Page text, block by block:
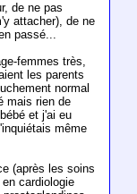
de ne pas
attacher), de ne
passé...
femmes très,
les parents
normal
mais rien de
et j'ai eu
même
(après les soins
cardiologie